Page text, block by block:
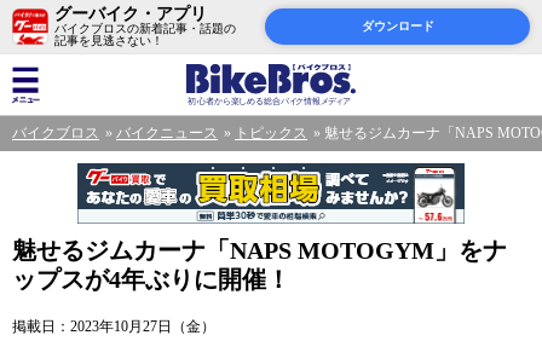
グーバイク・アプリ
バイクブロスの新着記事・話題の
記事を見逃さない！
ダウンロード
バイクブロス バイクニュース トピックス 魅せるジムカーナ「NAPS
魅せるジムカーナ「NAPS MOTOGYM」をナ
ップスが4年ぶりに開催！
掲載日：2023年10月27日（金）